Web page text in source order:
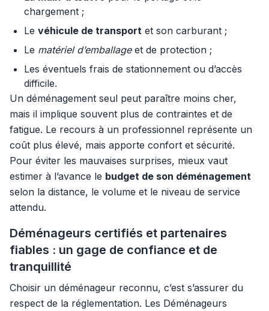
chargement ;
Le véhicule de transport et son carburant ;
Le matériel d’emballageet de protection ;
Les éventuels frais de stationnement ou d’accès
difficile.
Un déménagement seul peut paraître moins cher,
mais il implique souvent plus de contraintes et de
fatigue. Le recours à un professionnel représente un
coût plus élevé, mais apporte confort et sécurité.
Pour éviter les mauvaises surprises, mieux vaut
estimer à l’avance le budget de son déménagement
selon la distance, le volume et le niveau de service
attendu.
Déménageurs certifiés et partenaires
fiables : un gage de confiance et de
tranquillité
Choisir un déménageur reconnu, c’est s’assurer du
respect de la réglementation. Les Déménageurs